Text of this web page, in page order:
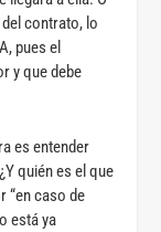
contrato, lo
pues el
y que debe
es entender
quién es el que
“en caso de
está ya